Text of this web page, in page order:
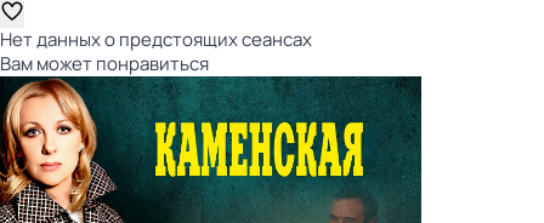
Нет данных о предстоящих сеансах
Вам может понравиться